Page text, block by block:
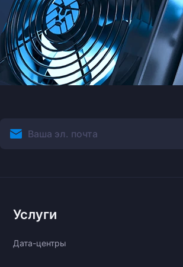
Услуги
Дата-центры